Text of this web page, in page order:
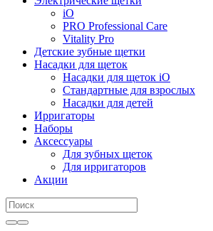
iO
PRO Professional Care
Vitality Pro
Детские зубные щетки
Насадки для щеток
Насадки для щеток iO
Стандартные для взрослых
Насадки для детей
Ирригаторы
Наборы
Аксессуары
Для зубных щеток
Для ирригаторов
Акции